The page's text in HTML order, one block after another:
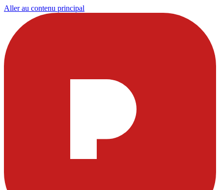
Aller au contenu principal